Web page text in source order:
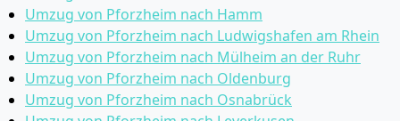
Umzug von Pforzheim nach Hamm
Umzug von Pforzheim nach Ludwigshafen am Rhein
Umzug von Pforzheim nach Mülheim an der Ruhr
Umzug von Pforzheim nach Oldenburg
Umzug von Pforzheim nach Osnabrück